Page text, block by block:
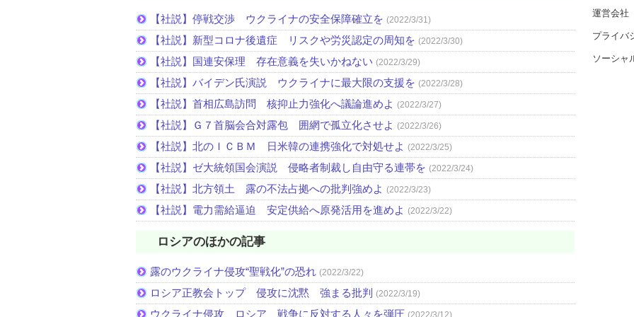
【社説】停戦交渉 ウクライナの安全保障確立を (2022/3/31)
【社説】新型コロナ後遺症 リスクや労災認定の周知を (2022/3/30)
【社説】国連安保理 存在意義を失いかねない (2022/3/29)
【社説】バイデン氏演説 ウクライナに最大限の支援を (2022/3/28)
【社説】首相広島訪問 核抑止力強化へ議論進めよ (2022/3/27)
【社説】Ｇ７首脳会合対露包 囲網で孤立化させよ (2022/3/26)
【社説】北のＩＣＢＭ 日米韓の連携強化で対処せよ (2022/3/25)
【社説】ゼ大統領国会演説 侵略者制裁し自由守る連帯を (2022/3/24)
【社説】北方領土 露の不法占拠への批判強めよ (2022/3/23)
【社説】電力需給逼迫 安定供給へ原発活用を進めよ (2022/3/22)
ロシアのほかの記事
露のウクライナ侵攻“聖戦化”の恐れ (2022/3/22)
ロシア正教会トップ 侵攻に沈黙 強まる批判 (2022/3/19)
ウクライナ侵攻 ロシア、戦争に反対する人々を弾圧
運営会社
プライバ
ソーシャ